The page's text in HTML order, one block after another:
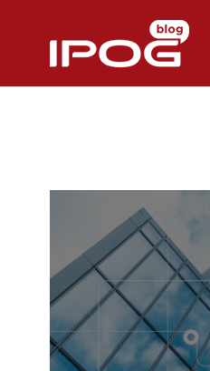
Edifícios
realidade
veio
para
ficar